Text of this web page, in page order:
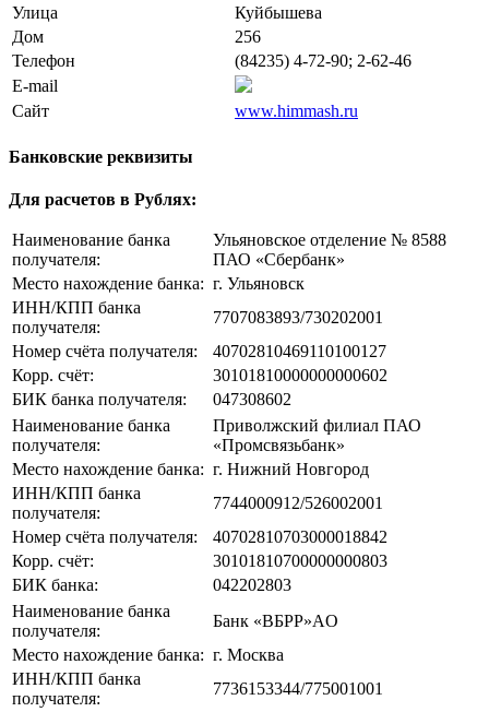
Улица
Куйбышева
Дом
256
Телефон
(84235) 4-72-90; 2-62-46
E-mail
Сайт
www.himmash.ru
Банковские реквизиты
Для расчетов в Рублях:
Наименование банка
получателя:
Ульяновское отделение № 8588
ПАО «Сбербанк»
Место нахождение банка: г. Ульяновск
ИНН/КПП банка
получателя:
7707083893/730202001
Номер счёта получателя:
40702810469110100127
Корр. счёт:
30101810000000000602
БИК банка получателя:
047308602
Наименование банка
получателя:
Приволжский филиал ПАО
«Промсвязьбанк»
Место нахождение банка: г. Нижний Новгород
ИНН/КПП банка
получателя:
7744000912/526002001
Номер счёта получателя:
40702810703000018842
Корр. счёт:
30101810700000000803
БИК банка:
042202803
Наименование банка
получателя:
Банк «ВБРР»AO
Место нахождение банка: г. Москва
ИНН/КПП банка
получателя:
7736153344/775001001